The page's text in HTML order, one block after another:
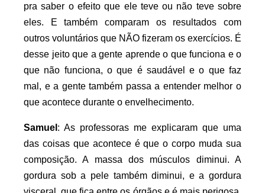
pra saber o efeito que ele teve ou não teve sobre
eles. E também comparam os resultados com
outros voluntários que NÃO fizeram os exercícios. É
desse jeito que a gente aprende o que funciona e o
que não funciona, o que é saudável e o que faz
mal, e a gente também passa a entender melhor o
que acontece durante o envelhecimento.
Samuel : As professoras me explicaram que uma
das coisas que acontece é que o corpo muda sua
composição. A massa dos músculos diminui. A
gordura sob a pele também diminui, e a gordura